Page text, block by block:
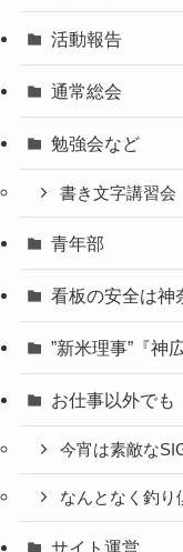
活動報告
通常総会
勉強会など
書き文字講習会
青年部
看板の安全は神
”新米理事”『神
お仕事以外でも
今宵は素敵な
なんとなく釣り
サイト運営